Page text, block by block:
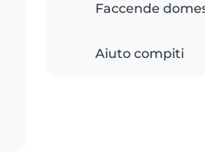
Faccende
Aiuto compiti